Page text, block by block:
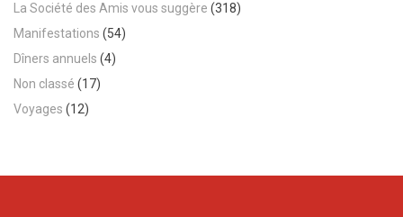
La Société des Amis vous suggère (318)
Manifestations (54)
Dîners annuels (4)
Non classé (17)
Voyages (12)